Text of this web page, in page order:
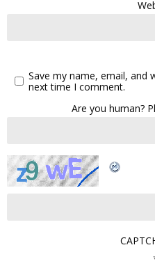
Save my name, email, and
next time I comment.
Are you human?